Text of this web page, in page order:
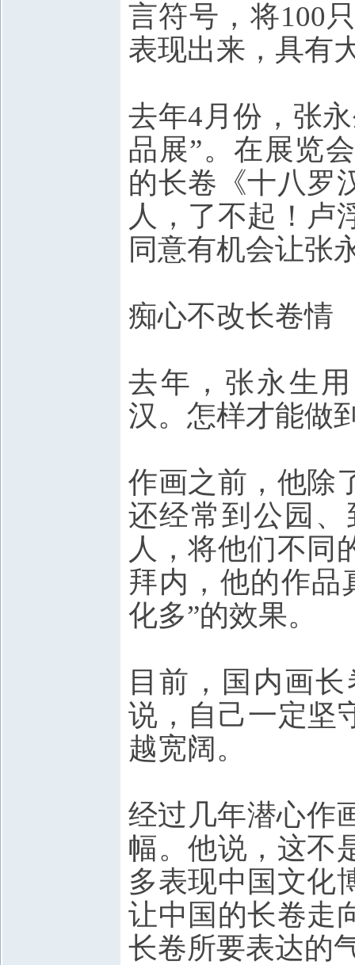
言符号，将100
表现出来，具有
去年4月份，张
品展”。在展览
的长卷《十八罗
人，了不起！卢
同意有机会让张
痴心不改长卷情
去年，张永生
汉。怎样才能做
作画之前，他除
还经常到公园
人，将他们不同
拜内，他的作品
化多”的效果。
目前，国内画
说，自己一定坚
越宽阔。
经过几年潜心作
幅。他说，这不
多表现中国文化
让中国的长卷走
长卷所要表达的